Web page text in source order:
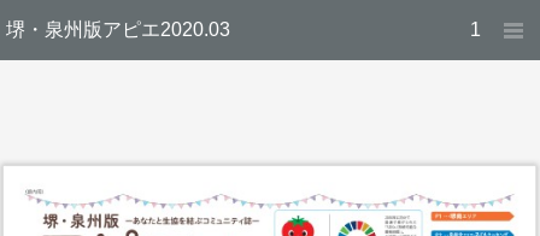
堺・泉州版アピエ2020.03 1